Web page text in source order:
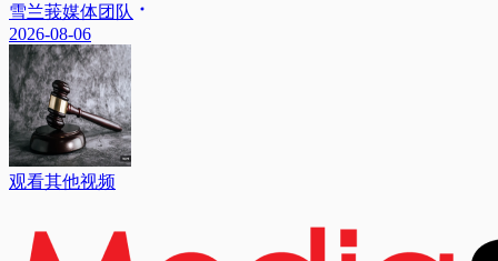
雪兰莪媒体团队
2026-08-06
观看其他视频